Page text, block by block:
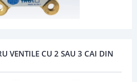
VENTILE CU 2 SAU 3 CAI DIN